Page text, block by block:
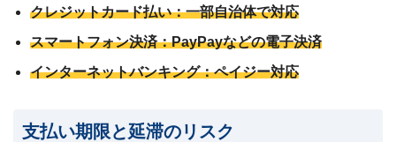
クレジットカード払い：一部自治体で対応
スマートフォン決済：PayPayなどの電子決済
インターネットバンキング：ペイジー対応
支払い期限と延滞のリスク